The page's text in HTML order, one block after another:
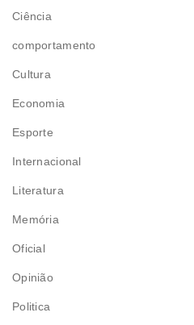
Ciência
comportamento
Cultura
Economia
Esporte
Internacional
Literatura
Memória
Oficial
Opinião
Politica